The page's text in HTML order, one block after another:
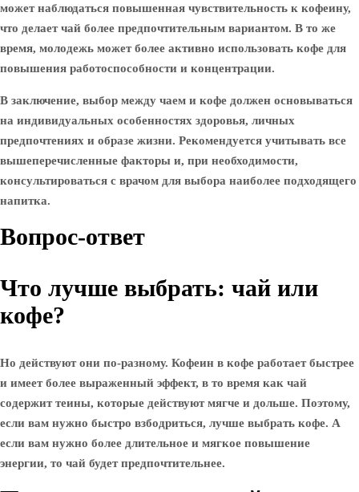
может наблюдаться повышенная чувствительность к кофеину,
что делает чай более предпочтительным вариантом. В то же
время, молодежь может более активно использовать кофе для
повышения работоспособности и концентрации.
В заключение, выбор между чаем и кофе должен основываться
на индивидуальных особенностях здоровья, личных
предпочтениях и образе жизни. Рекомендуется учитывать все
вышеперечисленные факторы и, при необходимости,
консультироваться с врачом для выбора наиболее подходящего
напитка.
Вопрос-ответ
Что лучше выбрать: чай или
кофе?
Но действуют они по-разному. Кофеин в кофе работает быстрее
и имеет более выраженный эффект, в то время как чай
содержит теины, которые действуют мягче и дольше. Поэтому,
если вам нужно быстро взбодриться, лучше выбрать кофе. А
если вам нужно более длительное и мягкое повышение
энергии, то чай будет предпочтительнее.